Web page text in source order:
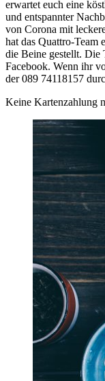
erwartet euch eine
und entspannter
von Corona mit
hat das Quattro-
die Beine gestellt. Die
Facebook. Wenn ihr
der 089 74118157
Keine Kartenzahlung